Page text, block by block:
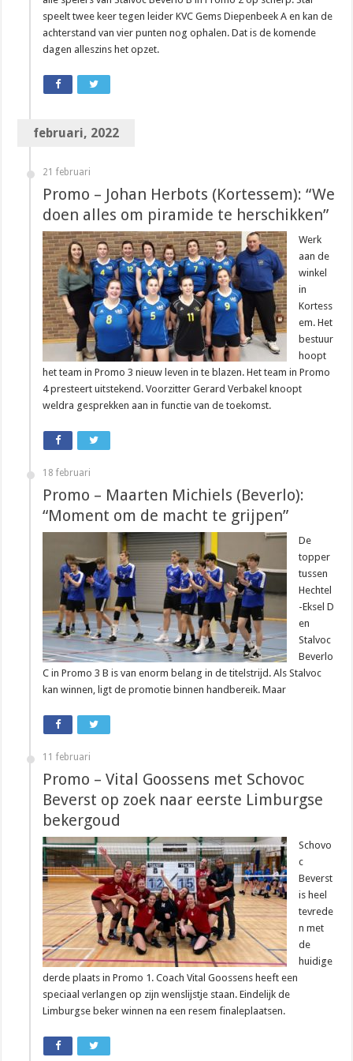
speelt twee keer tegen leider KVC Gems Diepenbeek A en kan de
achterstand van vier punten nog ophalen. Dat is de komende
dagen alleszins het opzet.
februari, 2022
21 februari
Promo – Johan Herbots (Kortessem): “We
doen alles om piramide te herschikken”
Werk
aan de
winkel
in
Kortess
em. Het
bestuur
hoopt
het team in Promo 3 nieuw leven in te blazen. Het team in Promo
4 presteert uitstekend. Voorzitter Gerard Verbakel knoopt
weldra gesprekken aan in functie van de toekomst.
18 februari
Promo – Maarten Michiels (Beverlo):
“Moment om de macht te grijpen”
De
topper
tussen
Hechtel
-Eksel D
en
Stalvoc
Beverlo
C in Promo 3 B is van enorm belang in de titelstrijd. Als Stalvoc
kan winnen, ligt de promotie binnen handbereik. Maar
11 februari
Promo – Vital Goossens met Schovoc
Beverst op zoek naar eerste Limburgse
bekergoud
Schovo
c
Beverst
is heel
tevrede
n met
de
huidige
derde plaats in Promo 1. Coach Vital Goossens heeft een
speciaal verlangen op zijn wenslijstje staan. Eindelijk de
Limburgse beker winnen na een resem finaleplaatsen.